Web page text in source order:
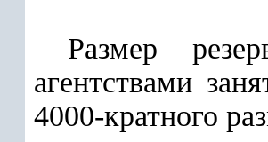
Размер
агентствами
4000-кратного